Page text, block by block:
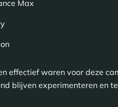
Max
effectief waren voor deze
blijven experimenteren en